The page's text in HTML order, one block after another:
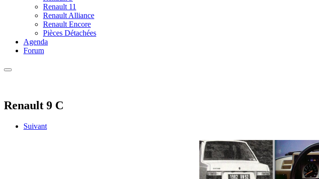
Renault 11
Renault Alliance
Renault Encore
Pièces Détachées
Agenda
Forum
Renault 9 C
Suivant